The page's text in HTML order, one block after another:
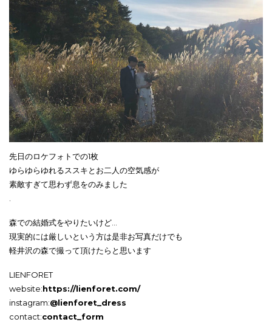
先日のロケフォトでの1枚
ゆらゆらゆれるススキとお二人の空気感が
素敵すぎて思わず息をのみました
森での結婚式をやりたいけど…
現実的には厳しいという方は是非お写真だけでも
軽井沢の森で撮って頂けたらと思います
LIENFORET
website:https://lienforet.com/
instagram:@lienforet_dress
contact:contact_form